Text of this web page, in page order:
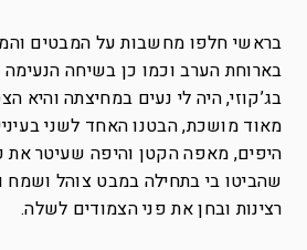
בראשי חלפו מחשבות על המבטים
בארוחת הערב וכמו כן בשיחה
בג’קוזי, היה לי נעים במחיצתה והיא
מאוד מושכת, הבטנו האחד לשני
היפים, מאפה הקטן והיפה שעיטר את
שהביטו בי בתחילה במבט צוהל
רצינות ובחן את פני הצמודים לשלה.